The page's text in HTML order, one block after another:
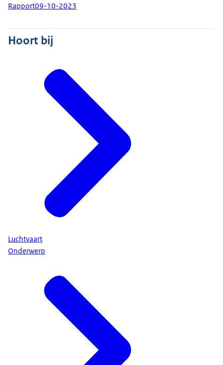
Rapport09-10-2023
Hoort bij
Luchtvaart
Onderwerp